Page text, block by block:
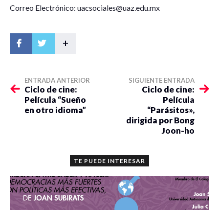
Correo Electrónico: uacsociales@uaz.edu.mx
+
ENTRADA ANTERIOR
Ciclo de cine:
Película “Sueño
en otro idioma”
SIGUIENTE ENTRADA
Ciclo de cine:
Película
“Parásitos»,
dirigida por Bong
Joon-ho
TE PUEDE INTERESAR